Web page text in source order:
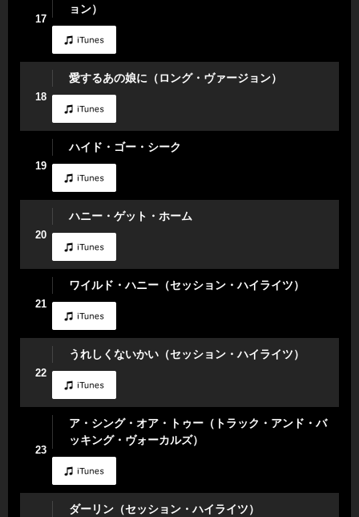
17
ョン）
18
愛するあの娘に（ロング・ヴァージョン）
19
ハイド・ゴー・シーク
20
ハニー・ゲット・ホーム
21
ワイルド・ハニー（セッション・ハイライツ）
22
うれしくないかい（セッション・ハイライツ）
23
ア・シング・オア・トゥー（トラック・アンド・バ
ッキング・ヴォーカルズ）
ダーリン（セッション・ハイライツ）